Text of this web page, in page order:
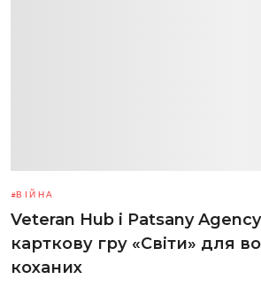
ВІЙНА
Veteran Hub і Patsany
карткову гру «Світи» для
коханих